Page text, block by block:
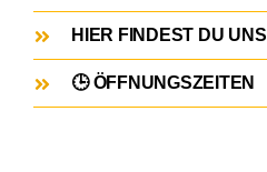
HIER FINDEST DU UNS
🕒 ÖFFNUNGSZEITEN